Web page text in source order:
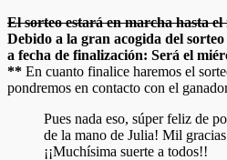
El sorteo estará en marcha hasta el
Debido a la gran acogida del
a fecha de finalización: Será el
** En cuanto finalice haremos el
pondremos en contacto con el
Pues nada eso, súper feliz de
de la mano de Julia! Mil
¡¡Muchísima suerte a todos!!